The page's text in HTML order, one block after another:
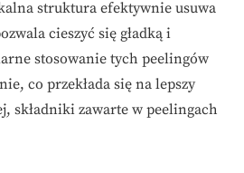
struktura efektywnie usuwa
cieszyć się gładką i
stosowanie tych peelingów
co przekłada się na lepszy
składniki zawarte w peelingach